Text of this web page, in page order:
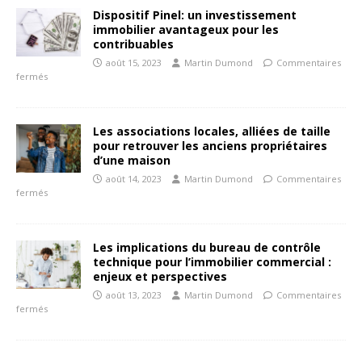
Dispositif Pinel: un investissement
immobilier avantageux pour les
contribuables
août 15, 2023 Martin Dumond
Commentaires
fermés
Les associations locales, alliées de taille
pour retrouver les anciens propriétaires
d’une maison
août 14, 2023 Martin Dumond
Commentaires
fermés
Les implications du bureau de contrôle
technique pour l’immobilier commercial :
enjeux et perspectives
août 13, 2023 Martin Dumond
Commentaires
fermés